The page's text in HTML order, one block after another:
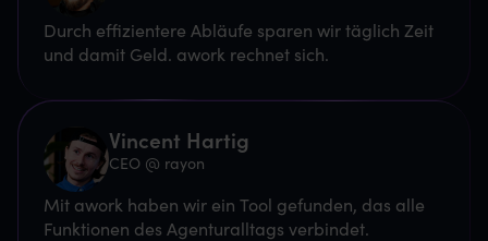
Durch effizientere Abläufe sparen wir täglich Zeit
und damit Geld. awork rechnet sich.
Vincent Hartig
CEO @ rayon
Mit awork haben wir ein Tool gefunden, das alle
Funktionen des Agenturalltags verbindet.